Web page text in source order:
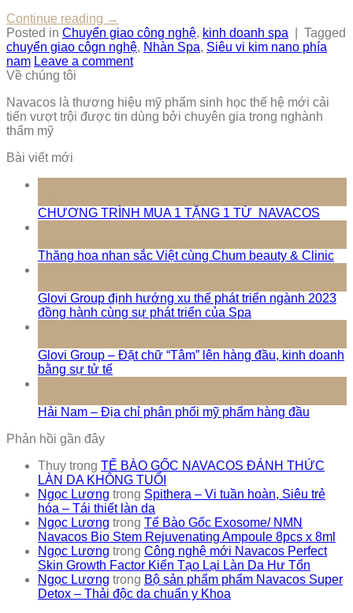
Continue reading →
Posted in Chuyển giao công nghệ, kinh doanh spa
Tagged
chuyển giao côgn nghệ, Nhàn Spa, Siêu vi kim nano phía
nam Leave a comment
Về chúng tôi
Navacos là thương hiệu mỹ phẩm sinh học thế hệ mới cải
tiến vượt trội được tin dùng bởi chuyên gia trong nghành
thẩm mỹ
Bài viết mới
CHƯƠNG TRÌNH MUA 1 TẶNG 1 TỪ NAVACOS
Thăng hoa nhan sắc Việt cùng Chum beauty & Clinic
Glovi Group định hướng xu thế phát triển ngành 2023
đồng hành cùng sự phát triển của Spa
Glovi Group – Đặt chữ “Tâm” lên hàng đầu, kinh doanh
bằng sự tử tế
Hải Nam – Địa chỉ phân phối mỹ phẩm hàng đầu
Phản hồi gần đây
Thuy trong TẾ BÀO GỐC NAVACOS ĐÁNH THỨC
LÀN DA KHÔNG TUỔI
Ngọc Lương trong Spithera – Vi tuần hoàn, Siêu trẻ
hóa – Tái thiết làn da
Ngọc Lương trong Tế Bào Gốc Exosome/ NMN
Navacos Bio Stem Rejuvenating Ampoule 8pcs x 8ml
Ngọc Lương trong Công nghệ mới Navacos Perfect
Skin Growth Factor Kiến Tạo Lại Làn Da Hư Tổn
Ngọc Lương trong Bộ sản phẩm phẩm Navacos Super
Detox – Thải độc da chuẩn y Khoa